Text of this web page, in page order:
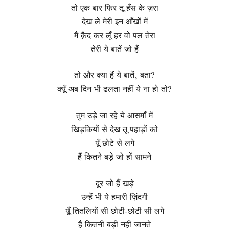
तो एक बार फिर तू हँस के ज़रा
देख ले मेरी इन आँखों में
मैं क़ैद कर लूँ हर वो पल तेरा
तेरी ये बातें जो हैं
तो और क्या हैं ये बातें, बता?
क्यूँ अब दिन भी ढलता नहीं ये ना हो तो?
तुम उड़े जा रहे ये आसमाँ में
खिड़कियों से देख तू पहाड़ों को
यूँ छोटे से लगे
हैं कितने बड़े जो हों सामने
दूर जो हैं खड़े
उन्हें भी ये हमारी ज़िंदगी
यूँ तितलियों सी छोटी-छोटी सी लगे
है कितनी बड़ी नहीं जानते